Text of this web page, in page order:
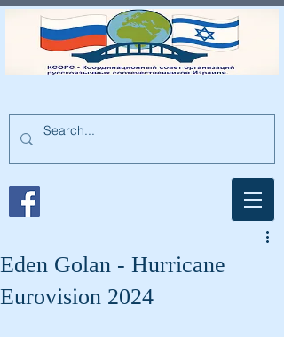
Eden Golan - Hurricane
Eurovision 2024